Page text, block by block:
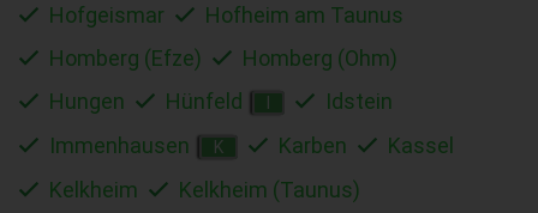
Hofgeismar
Hofheim am Taunus
Homberg (Efze)
Homberg (Ohm)
Hungen
Hünfeld
Idstein
Immenhausen
K Karben
Kassel
Kelkheim
Kelkheim (Taunus)